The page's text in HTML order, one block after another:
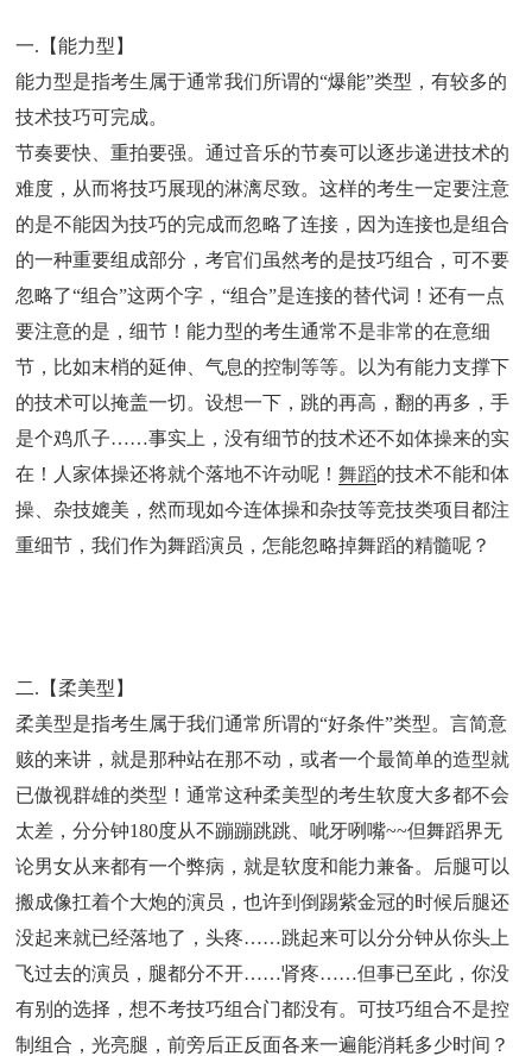
一.【能力型】
能力型是指考生属于通常我们所谓的“爆能”类型，有较多的
技术技巧可完成。
节奏要快、重拍要强。通过音乐的节奏可以逐步递进技术的
难度，从而将技巧展现的淋漓尽致。这样的考生一定要注意
的是不能因为技巧的完成而忽略了连接，因为连接也是组合
的一种重要组成部分，考官们虽然考的是技巧组合，可不要
忽略了“组合”这两个字，“组合”是连接的替代词！还有一点
要注意的是，细节！能力型的考生通常不是非常的在意细
节，比如末梢的延伸、气息的控制等等。以为有能力支撑下
的技术可以掩盖一切。设想一下，跳的再高，翻的再多，手
是个鸡爪子……事实上，没有细节的技术还不如体操来的实
在！人家体操还将就个落地不许动呢！舞蹈的技术不能和体
操、杂技媲美，然而现如今连体操和杂技等竞技类项目都注
重细节，我们作为舞蹈演员，怎能忽略掉舞蹈的精髓呢？
二.【柔美型】
柔美型是指考生属于我们通常所谓的“好条件”类型。言简意
赅的来讲，就是那种站在那不动，或者一个最简单的造型就
已傲视群雄的类型！通常这种柔美型的考生软度大多都不会
太差，分分钟180度从不蹦蹦跳跳、呲牙咧嘴~~但舞蹈界无
论男女从来都有一个弊病，就是软度和能力兼备。后腿可以
搬成像扛着个大炮的演员，也许到倒踢紫金冠的时候后腿还
没起来就已经落地了，头疼……跳起来可以分分钟从你头上
飞过去的演员，腿都分不开……肾疼……但事已至此，你没
有别的选择，想不考技巧组合门都没有。可技巧组合不是控
制组合，光亮腿，前旁后正反面各来一遍能消耗多少时间？